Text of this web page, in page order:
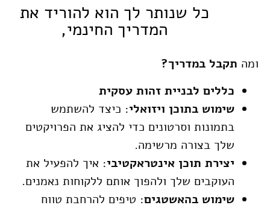
כל שנותר לך הוא להוריד את
המדריך החינמי,
ומה תקבל במדריך?
כללים לבניית זהות עסקית
שימוש בתוכן ויזואלי: כיצד להשתמש
בתמונות וסרטונים כדי להציג את הפרויקטים
שלך בצורה מרשימה.
יצירת תוכן אינטראקטיבי: איך להפעיל את
העוקבים שלך ולהפוך אותם ללקוחות נאמנים.
שימוש בהאשטגים: טיפים להרחבת טווח